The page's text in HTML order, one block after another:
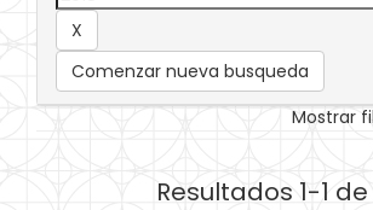
Comenzar nueva busqueda
Mostrar
Resultados 1-1 de